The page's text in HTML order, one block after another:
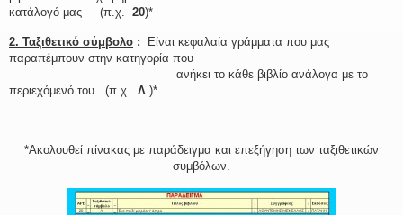
κατάλογό μας (π.χ. 20)*
2. Ταξιθετικό σύμβολο : Είναι κεφαλαία γράμματα που μας
παραπέμπουν στην κατηγορία που
ανήκει το κάθε βιβλίο ανάλογα με το
περιεχόμενό του (π.χ. Λ )*
*Ακολουθεί πίνακας με παράδειγμα και επεξήγηση των ταξιθετικών
συμβόλων.